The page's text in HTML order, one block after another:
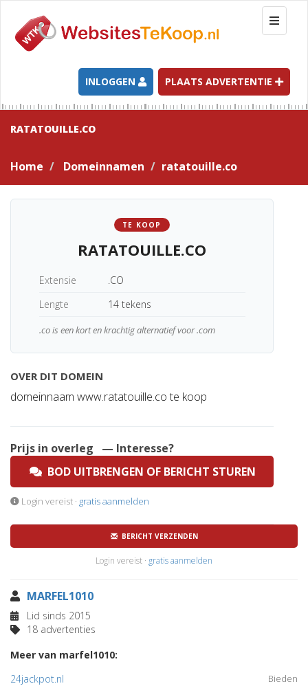
T
o
g
l
e
n
a
t
INLOGGEN PLAATS ADVERTENTIE
RATATOUILLE.CO
Home Domeinnamen ratatouille.co
TE KOOP
RATATOUILLE.CO
Extensie
.CO
Lengte
14 tekens
.co is een kort en krachtig alternatief voor .com
OVER DIT DOMEIN
domeinnaam www.ratatouille.co te koop
Prijs in overleg
— Interesse?
BOD UITBRENGEN OF BERICHT STUREN
Login vereist · gratis aanmelden
BERICHT VERZENDEN
Login vereist · gratis aanmelden
MARFEL1010
Lid sinds 2015
18 advertenties
Meer van marfel1010:
24jackpot.nl
Bieden